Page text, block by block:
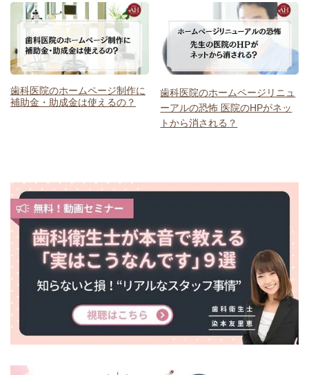
歯科医院のホームページ制作に
補助金・助成金は使えるの？
歯科医院のホームページリニュ
ーアルの恐怖 医院のHPがネッ
トから消される？